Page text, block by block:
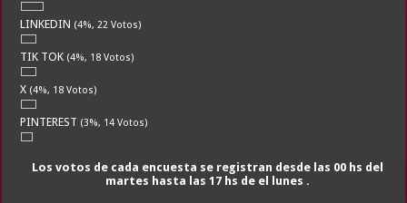
LINKEDIN (4%, 22 Votos)
TIK TOK (4%, 18 Votos)
X (4%, 18 Votos)
PINTEREST (3%, 14 Votos)
Los votos de cada encuesta se registran desde las 00 hs del
martes hasta las 17 hs de el lunes .